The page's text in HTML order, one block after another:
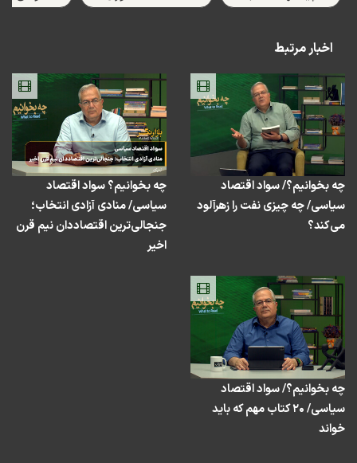
می‌پردازد و سپس علل انحراف از دولت مدرن به اقتصاد
دهه ۲۰ در بسط چپگرایی پرداخته می‌شود…
◻️این برنامه توسط علی میرزاخانی سردبیر فردای اقتصاد ارائه
می‌شود.
نسخه صوتی:
Play
25:44
اخبار مرتبط
چه بخوانیم؟/ سواد اقتصاد
سیاسی/ چه چیزی نفت را زهرآلود
می‌کند؟
چه بخوانیم؟ سواد اقتصاد
سیاسی/ منادی آزادی انتخاب؛
جنجالی‌ترین اقتصاددان نیم قرن
اخیر
چه بخوانیم؟/ سواد اقتصاد
سیاسی/ ۲۰ کتاب مهم که باید
خواند